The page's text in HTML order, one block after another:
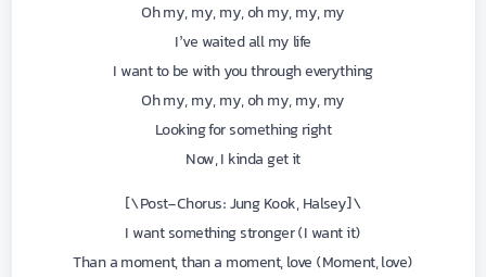
Oh my, my, my, oh my, my, my
I’ve waited all my life
I want to be with you through everything
Oh my, my, my, oh my, my, my
Looking for something right
Now, I kinda get it
\[Post-Chorus: Jung Kook, Halsey\]
I want something stronger (I want it)
Than a moment, than a moment, love (Moment, love)